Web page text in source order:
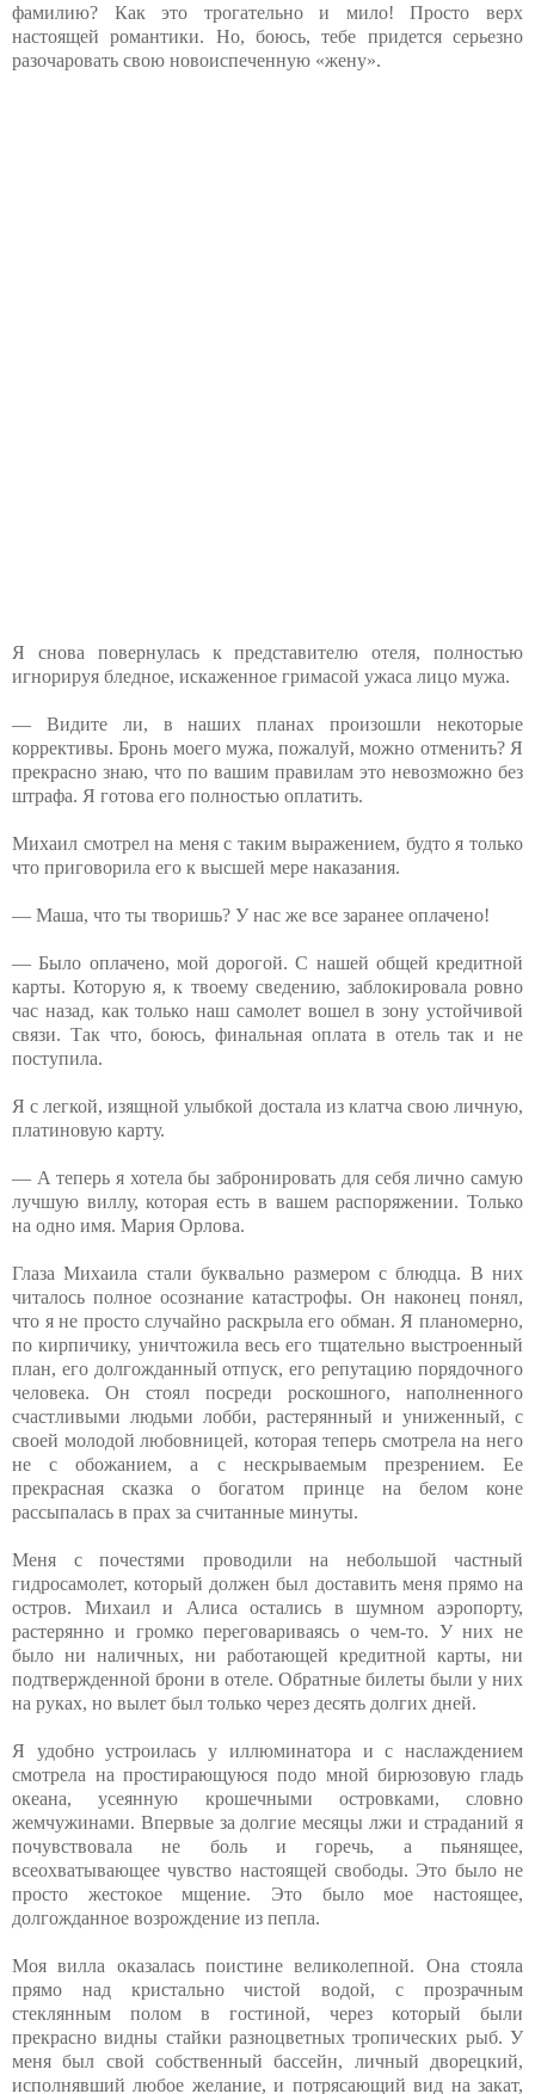
фамилию? Как это трогательно и мило! Просто верх
настоящей романтики. Но, боюсь, тебе придется серьезно
разочаровать свою новоиспеченную «жену».
Я снова повернулась к представителю отеля, полностью
игнорируя бледное, искаженное гримасой ужаса лицо мужа.
— Видите ли, в наших планах произошли некоторые
коррективы. Бронь моего мужа, пожалуй, можно отменить? Я
прекрасно знаю, что по вашим правилам это невозможно без
штрафа. Я готова его полностью оплатить.
Михаил смотрел на меня с таким выражением, будто я только
что приговорила его к высшей мере наказания.
— Маша, что ты творишь? У нас же все заранее оплачено!
— Было оплачено, мой дорогой. С нашей общей кредитной
карты. Которую я, к твоему сведению, заблокировала ровно
час назад, как только наш самолет вошел в зону устойчивой
связи. Так что, боюсь, финальная оплата в отель так и не
поступила.
Я с легкой, изящной улыбкой достала из клатча свою личную,
платиновую карту.
— А теперь я хотела бы забронировать для себя лично самую
лучшую виллу, которая есть в вашем распоряжении. Только
на одно имя. Мария Орлова.
Глаза Михаила стали буквально размером с блюдца. В них
читалось полное осознание катастрофы. Он наконец понял,
что я не просто случайно раскрыла его обман. Я планомерно,
по кирпичику, уничтожила весь его тщательно выстроенный
план, его долгожданный отпуск, его репутацию порядочного
человека. Он стоял посреди роскошного, наполненного
счастливыми людьми лобби, растерянный и униженный, с
своей молодой любовницей, которая теперь смотрела на него
не с обожанием, а с нескрываемым презрением. Ее
прекрасная сказка о богатом принце на белом коне
рассыпалась в прах за считанные минуты.
Меня с почестями проводили на небольшой частный
гидросамолет, который должен был доставить меня прямо на
остров. Михаил и Алиса остались в шумном аэропорту,
растерянно и громко переговариваясь о чем-то. У них не
было ни наличных, ни работающей кредитной карты, ни
подтвержденной брони в отеле. Обратные билеты были у них
на руках, но вылет был только через десять долгих дней.
Я удобно устроилась у иллюминатора и с наслаждением
смотрела на простирающуюся подо мной бирюзовую гладь
океана, усеянную крошечными островками, словно
жемчужинами. Впервые за долгие месяцы лжи и страданий я
почувствовала не боль и горечь, а пьянящее,
всеохватывающее чувство настоящей свободы. Это было не
просто жестокое мщение. Это было мое настоящее,
долгожданное возрождение из пепла.
Моя вилла оказалась поистине великолепной. Она стояла
прямо над кристально чистой водой, с прозрачным
стеклянным полом в гостиной, через который были
прекрасно видны стайки разноцветных тропических рыб. У
меня был свой собственный бассейн, личный дворецкий,
исполнявший любое желание, и потрясающий вид на закат,